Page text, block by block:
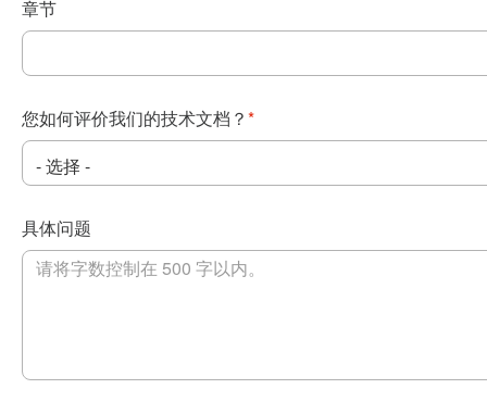
章节
您如何评价我们的技术文档？ *
具体问题